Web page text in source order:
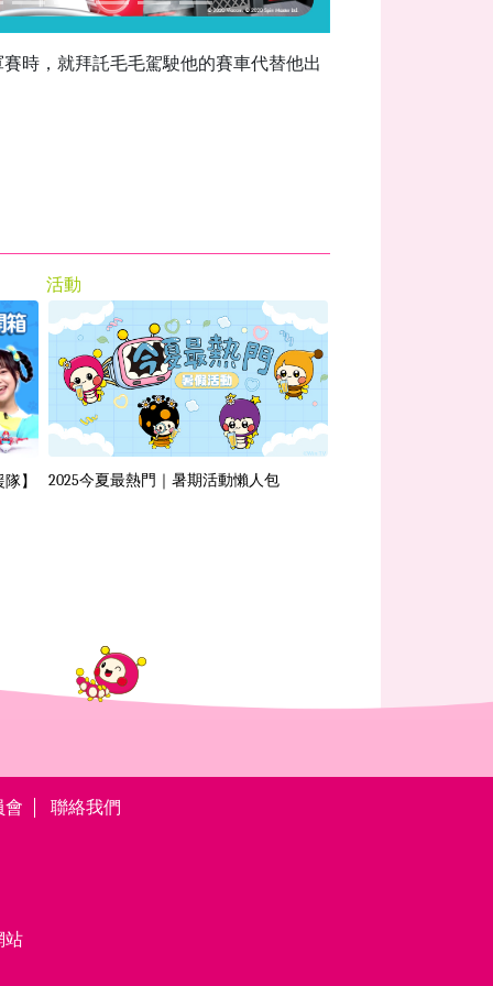
時，就拜託毛毛駕駛他的賽車代替他出
】
活動
2025今夏最熱門｜暑期活動懶人包
會 聯絡我們
站